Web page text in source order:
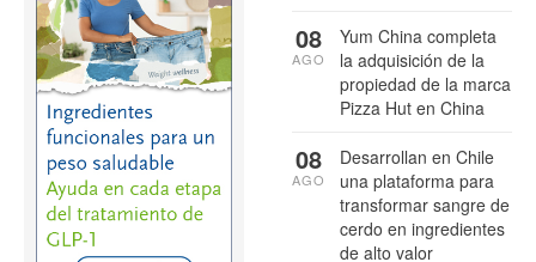
Yum China completa
la adquisición de la
propiedad de la marca
Pizza Hut en China
08
AGO
Desarrollan en Chile
una plataforma para
transformar sangre de
cerdo en ingredientes
de alto valor
08
AGO